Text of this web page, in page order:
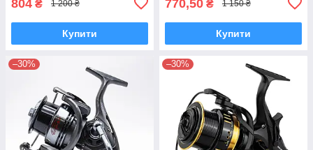
804 ₴ 1 200 ₴
Купити
770,50 ₴ 1 150 ₴
Купити
–30% –30%